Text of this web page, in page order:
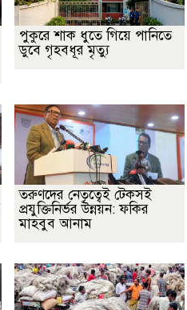
পুকুরে শাক ধুতে গিয়ে পানিতে
ডুবে গৃহবধূর মৃত্যু
তরুণদের নেতৃত্বেই টেকসই
প্রযুক্তিনির্ভর উন্নয়ন: ফকির
মাহবুব আনাম